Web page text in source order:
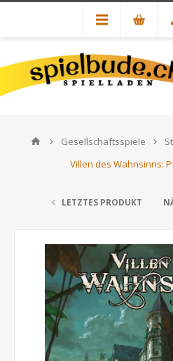
Gesellschaftsspiele
Villen des Wahnsinns:
LETZTES PRODUKT